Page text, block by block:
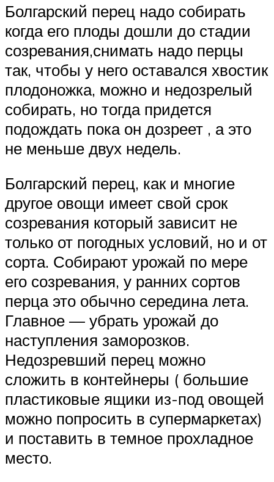
Болгарский перец надо собирать
когда его плоды дошли до стадии
созревания,снимать надо перцы
так, чтобы у него оставался хвостик
плодоножка, можно и недозрелый
собирать, но тогда придется
подождать пока он дозреет , а это
не меньше двух недель.
Болгарский перец, как и многие
другое овощи имеет свой срок
созревания который зависит не
только от погодных условий, но и от
сорта. Собирают урожай по мере
его созревания, у ранних сортов
перца это обычно середина лета.
Главное — убрать урожай до
наступления заморозков.
Недозревший перец можно
сложить в контейнеры ( большие
пластиковые ящики из-под овощей
можно попросить в супермаркетах)
и поставить в темное прохладное
место.